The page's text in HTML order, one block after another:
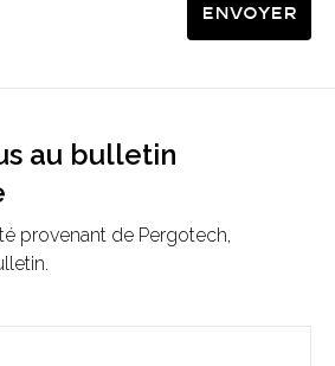
Envoyer
au bulletin
provenant de Pergotech,